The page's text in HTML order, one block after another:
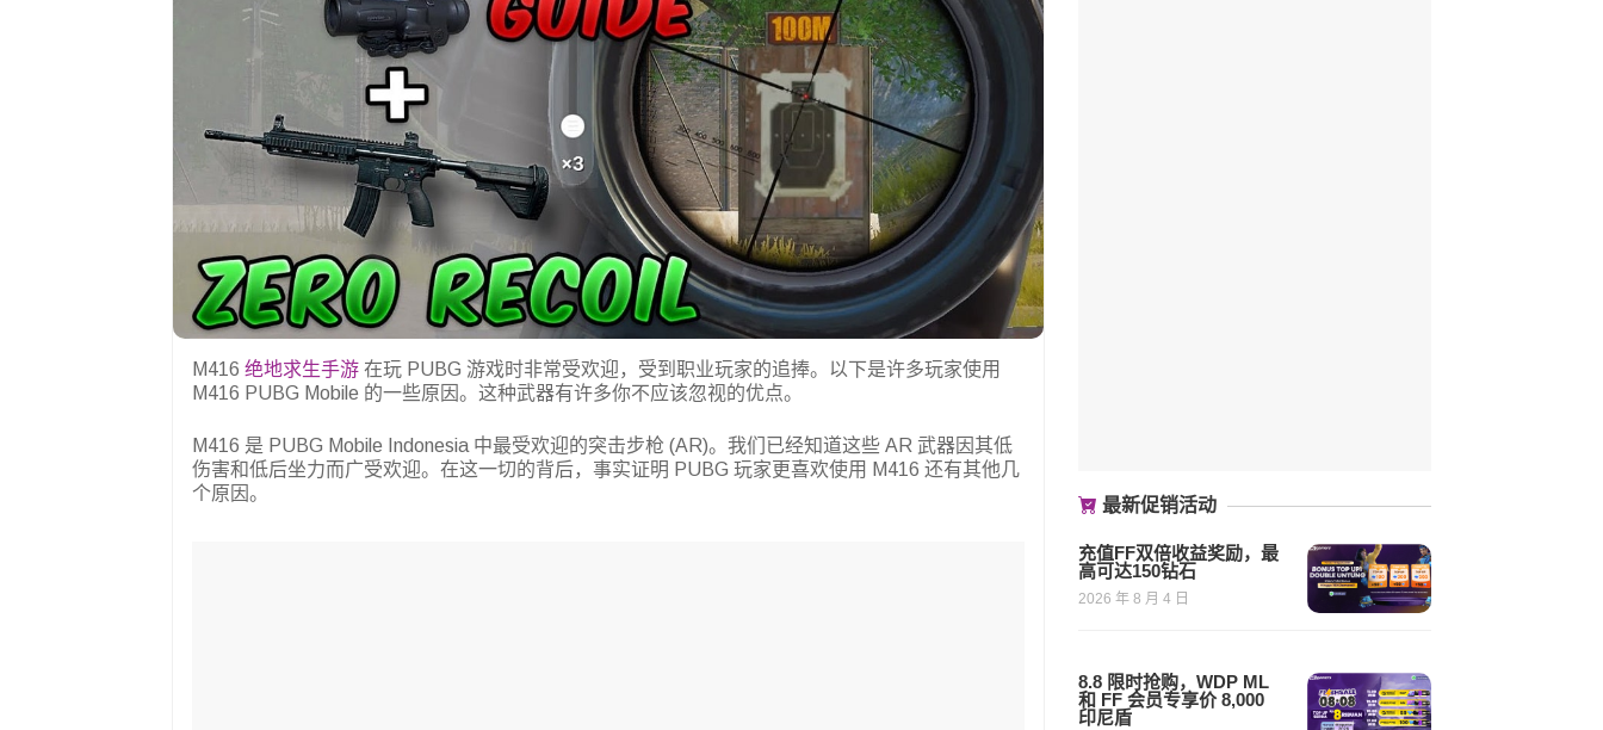
M416 绝地求生手游 在玩 PUBG 游戏时非常受欢迎，受到职业玩家的追捧。以下是许多玩家使用
M416 PUBG Mobile 的一些原因。这种武器有许多你不应该忽视的优点。
M416 是 PUBG Mobile Indonesia 中最受欢迎的突击步枪 (AR)。我们已经知道这些 AR 武器因其低
伤害和低后坐力而广受欢迎。在这一切的背后，事实证明 PUBG 玩家更喜欢使用 M416 还有其他几
个原因。
最新促销活动
充值FF双倍收益奖励，最
高可达150钻石
2026 年 8 月 4 日
8.8 限时抢购，WDP ML
和 FF 会员专享价 8,000
印尼盾